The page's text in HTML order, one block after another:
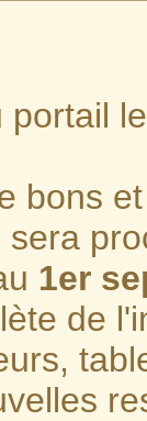
bons
1er
de